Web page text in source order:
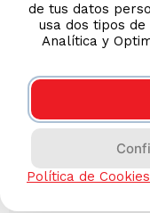
de tus datos
usa dos tipos de
Analítica y
Política de Cookies